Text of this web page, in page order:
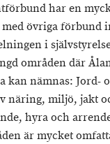
har en
övriga förbund
i
områden där
kan nämnas: Jord-
näring, miljö, jakt
hyra och
är mycket